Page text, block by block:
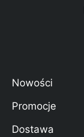
Nowości
Promocje
Dostawa